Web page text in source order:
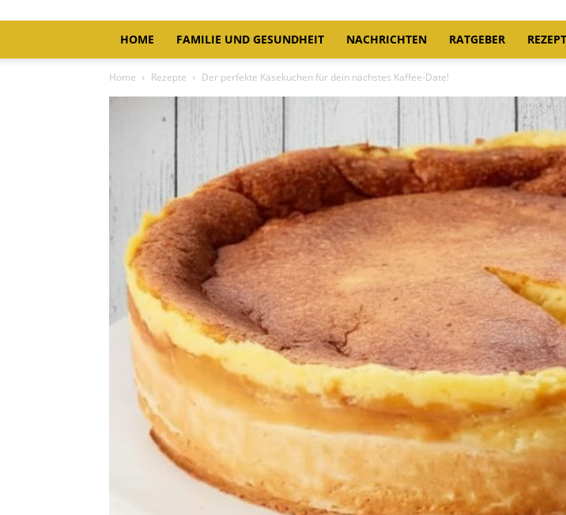
HOME FAMILIE UND GESUNDHEIT NACHRICHTEN RATGEBER
Home Rezepte Der perfekte Käsekuchen für dein nächstes Kaffee-Date!